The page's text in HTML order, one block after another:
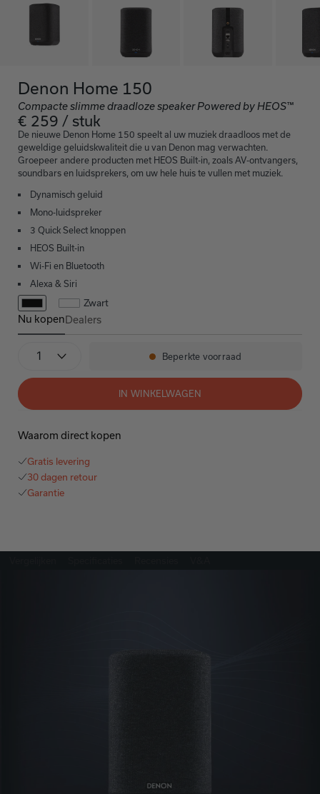
Denon Home 150
Compacte slimme draadloze speaker Powered by HEOS™
€ 259 / stuk
De nieuwe Denon Home 150 speelt al uw muziek draadloos met de
geweldige geluidskwaliteit die u van Denon mag verwachten.
Groepeer andere producten met HEOS Built-in, zoals AV-ontvangers,
soundbars en luidsprekers, om uw hele huis te vullen met muziek.
Dynamisch geluid
Mono-luidspreker
3 Quick Select knoppen
HEOS Built-in
Wi-Fi en Bluetooth
Alexa & Siri
Zwart
Nu kopen
Denon Home 150
Dealers
Beschikbaarheid:
Beperkte voorraad
IN WINKELWAGEN
Waarom direct kopen
Gratis levering
30 dagen retour
Garantie